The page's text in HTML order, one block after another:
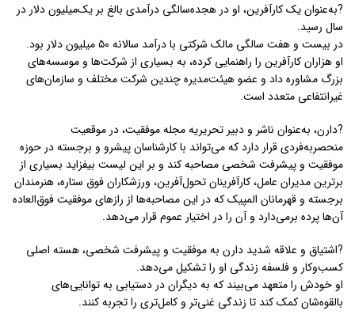
?به‌عنوان یک کارآفرین، او در هجده‌سالگی درآمدی بالغ‌ بر یک‌میلیون دلار در
سال رسید.
در بیست‌ و هفت‌ سالگی مالک شرکتی با درآمد سالانه ۵۰ میلیون دلار بود.
او هزاران کارآفرین را راهنمایی کرده، به بسیاری از شرکت‌ها و موسسه‌های
بزرگ مشاوره داد و عضو هیئت‌مدیره چندین شرکت مختلف و سازمان‌های
غیرانتفاعی متعدد است.
?دارن، به‌عنوان ناشر و دبیر تحریریه مجله موفقیت، در موقعیت
منحصربه‌فردی قرار دارد که می‌تواند با کارشناسان پیشرو و برجسته در حوزه
موفقیت و پیشرفت شخصی مصاحبه کند و بر این لیست بیفزاید بسیاری از
برترین مدیران عامل، کارآفرینان تحول‌آفرین، ورزشکاران فوق ستاره، هنرمندان
برجسته و قهرمانان المپیک که در این مصاحبه‌ها از رازهای موفقیت فوق‌العاده
آن‌ها پرده برمی‌دارد و آن را در اختیار عموم قرار می‌دهد.
?اشتیاق و علاقه شدید دارن به موفقیت و پیشرفت شخصی، هسته اصلی
کسب‌وکار و فلسفه زندگی او را تشکیل می‌دهد.
او خودش را متعهد می‌بیند که به دیگران در دستیابی به توانایی‌های
بالقوه‌شان کمک کند تا زندگی غنی‌تر و کامل‌تری را تجربه کنند.